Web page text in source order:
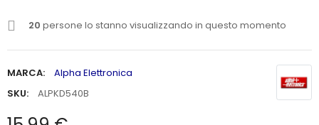
20 persone lo stanno visualizzando in questo momento
MARCA:
Alpha Elettronica
SKU:
ALPKD540B